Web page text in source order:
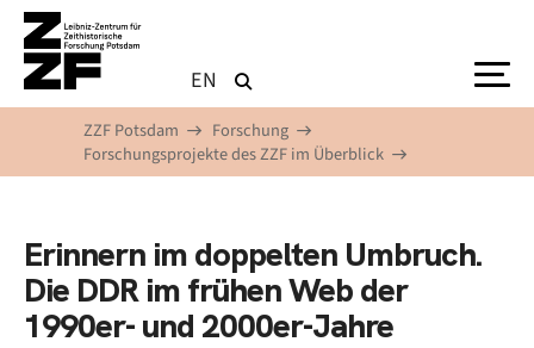
Direkt zum Inhalt
EN
ZZF Potsdam
Forschung
Forschungsprojekte des ZZF im Überblick
Erinnern im doppelten Umbruch.
Die DDR im frühen Web der
1990er- und 2000er-Jahre